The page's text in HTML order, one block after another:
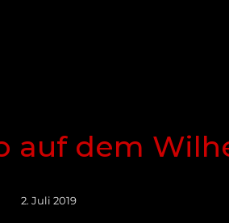
auf dem
2. Juli 2019